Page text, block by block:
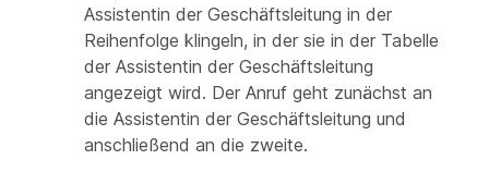
Assistentin der Geschäftsleitung in der
Reihenfolge klingeln, in der sie in der Tabelle
der Assistentin der Geschäftsleitung
angezeigt wird. Der Anruf geht zunächst an
die Assistentin der Geschäftsleitung und
anschließend an die zweite.